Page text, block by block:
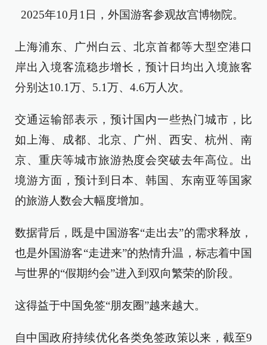
2025年10月1日，外国游客参观故宫博物院。
上海浦东、广州白云、北京首都等大型空港口
岸出入境客流稳步增长，预计日均出入境旅客
分别达10.1万、5.1万、4.6万人次。
交通运输部表示，预计国内一些热门城市，比
如上海、成都、北京、广州、西安、杭州、南
京、重庆等城市旅游热度会突破去年高位。出
境游方面，预计到日本、韩国、东南亚等国家
的旅游人数会大幅度增加。
数据背后，既是中国游客“走出去”的需求释放，
也是外国游客“走进来”的热情升温，标志着中国
与世界的“假期约会”进入到双向繁荣的阶段。
这得益于中国免签“朋友圈”越来越大。
自中国政府持续优化各类免签政策以来，截至9